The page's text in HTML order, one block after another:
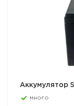
Аккумулятор
много